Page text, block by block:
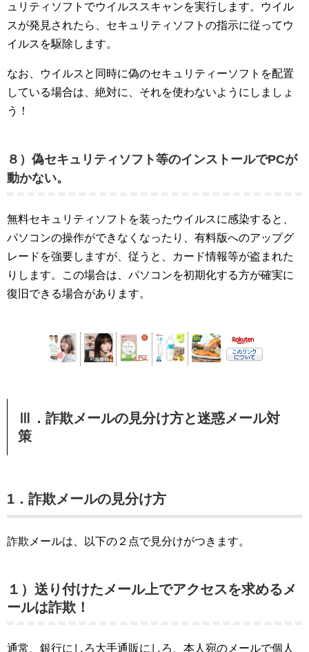
ュリティソフトでウイルススキャンを実行します。ウイル
スが発見されたら、セキュリティソフトの指示に従ってウ
イルスを駆除します。
なお、ウイルスと同時に偽のセキュリティーソフトを配置
している場合は、絶対に、それを使わないようにしましょ
う！
８）偽セキュリティソフト等のインストールでPCが
動かない。
無料セキュリティソフトを装ったウイルスに感染すると、
パソコンの操作ができなくなったり、有料版へのアップグ
レードを強要しますが、従うと、カード情報等が盗まれた
りします。この場合は、パソコンを初期化する方が確実に
復旧できる場合があります。
Ⅲ． 詐欺メールの見分け方と迷惑メール対
策
1．詐欺メールの見分け方
詐欺メールは、以下の２点で見分けがつきます。
１）送り付けたメール上でアクセスを求めるメ
ールは詐欺！
通常、銀行にしろ大手通販にしろ、本人宛のメールで個人